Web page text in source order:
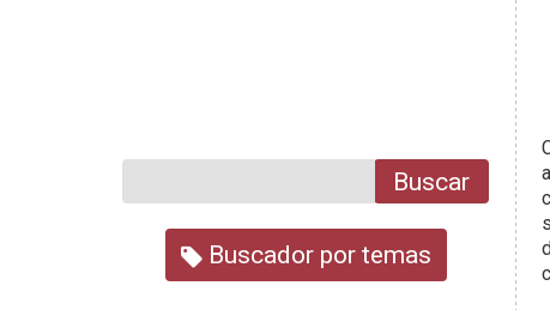
Buscar
Buscador por temas